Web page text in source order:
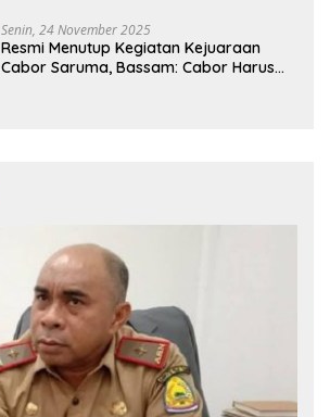
Senin, 24 November 2025
Resmi Menutup Kegiatan Kejuaraan
Cabor Saruma, Bassam: Cabor Harus